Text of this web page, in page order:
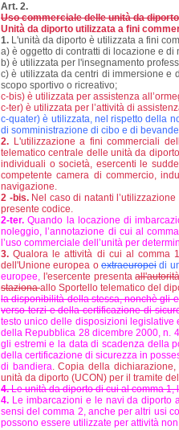
Art. 2.
Uso commerciale delle unità da diporto
Unità da diporto utilizzata a fini
1. L'unità da diporto è utilizzata a fini
a) è oggetto di contratti di locazione e di
b) è utilizzata per l'insegnamento
c) è utilizzata da centri di immersione e
scopo sportivo o ricreativo;
c-bis) è utilizzata per assistenza
c-ter) è utilizzata per l’attività di
c-quater) è utilizzata, nel rispetto della
di somministrazione di cibo e di
2. L'utilizzazione a fini commerciali
telematico centrale delle unità da
individuali o società, esercenti le
competente camera di commercio,
navigazione.
2 -bis.Nel caso di natanti
presente codice.
2-ter. Quando la locazione di
noleggio, l’annotazione di cui al
l’uso commerciale dell’unità per
3. Qualora le attività di cui al comma
dell'Unione europea o extraeuropei di
europee, l'esercente presenta
stazionaallo Sportello telematico del
la disponibilità della stessa, nonchè gli
verso terzi e della certificazione di
testo unico delle disposizioni legislative
della Repubblica 28 dicembre 2000, n.
gli estremi e la data di scadenza della
della certificazione di sicurezza in
di bandiera. Copia della dichiarazione,
unità da diporto (UCON) per il tramite
4.Le unità da diporto di cui al comma 1,
4. Le imbarcazioni e le navi da diporto
sensi del comma 2, anche per altri usi
possono essere utilizzate per attività